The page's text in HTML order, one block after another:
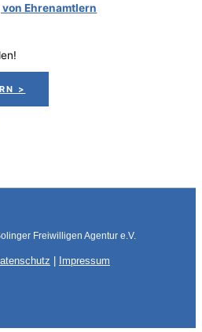
Ehrenamtlern
>
Freiwilligen Agentur e.V.
Impressum